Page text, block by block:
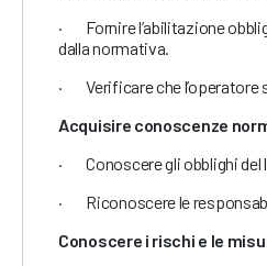
· Fornire l’abilitazione
dalla normativa.
· Verificare che l’operatore
Acquisire conoscenze
· Conoscere gli obblighi del
· Riconoscere le
Conoscere i rischi e le